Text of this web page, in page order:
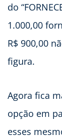
do
1.000,00
R$ 900,00
figura.
Agora fica
opção em
esses